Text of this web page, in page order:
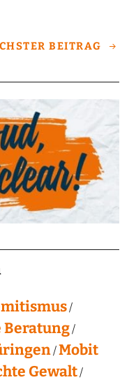
BEITRAG
Beratung
Mobit
Gewalt